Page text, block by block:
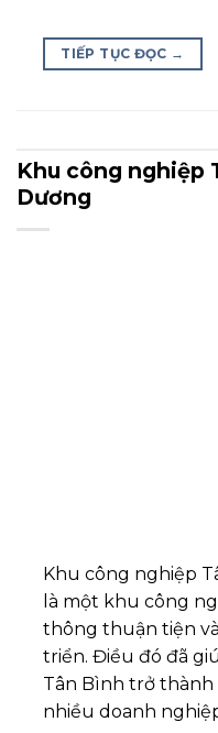
TIẾP TỤC ĐỌC →
Khu công nghiệp
Dương
Khu công nghiệp
là một khu công
thông thuận tiện
triển. Điều đó đã
Tân Bình trở
nhiều doanh